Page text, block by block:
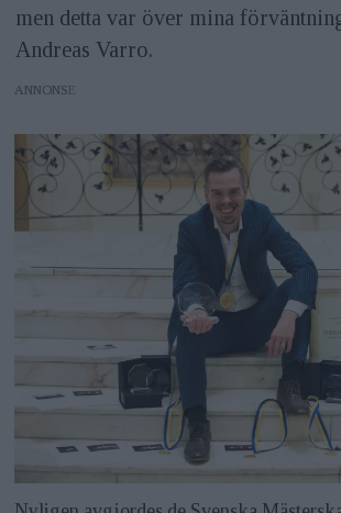
men detta var över mina
Andreas Varro.
ANNONS